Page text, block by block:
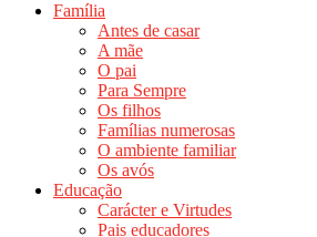
Família
Antes de casar
A mãe
O pai
Para Sempre
Os filhos
Famílias numerosas
O ambiente familiar
Os avós
Educação
Carácter e Virtudes
Pais educadores